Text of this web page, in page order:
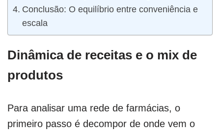
Conclusão: O equilíbrio entre conveniência e
escala
Dinâmica de receitas e o mix de
produtos
Para analisar uma rede de farmácias, o
primeiro passo é decompor de onde vem o